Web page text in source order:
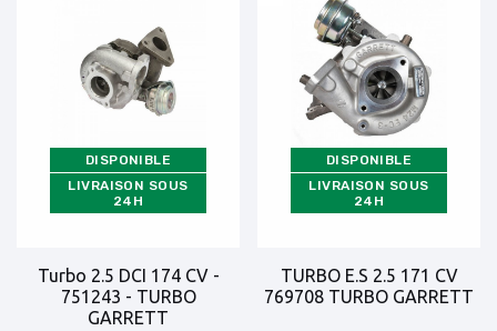
DISPONIBLE
LIVRAISON SOUS
24H
Turbo 2.5 DCI 174 CV -
751243 - TURBO
GARRETT
DISPONIBLE
LIVRAISON SOUS
24H
TURBO E.S 2.5 171 CV
769708 TURBO GARRETT